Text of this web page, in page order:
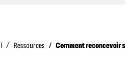
AccueilRessources Comment reconcevoir